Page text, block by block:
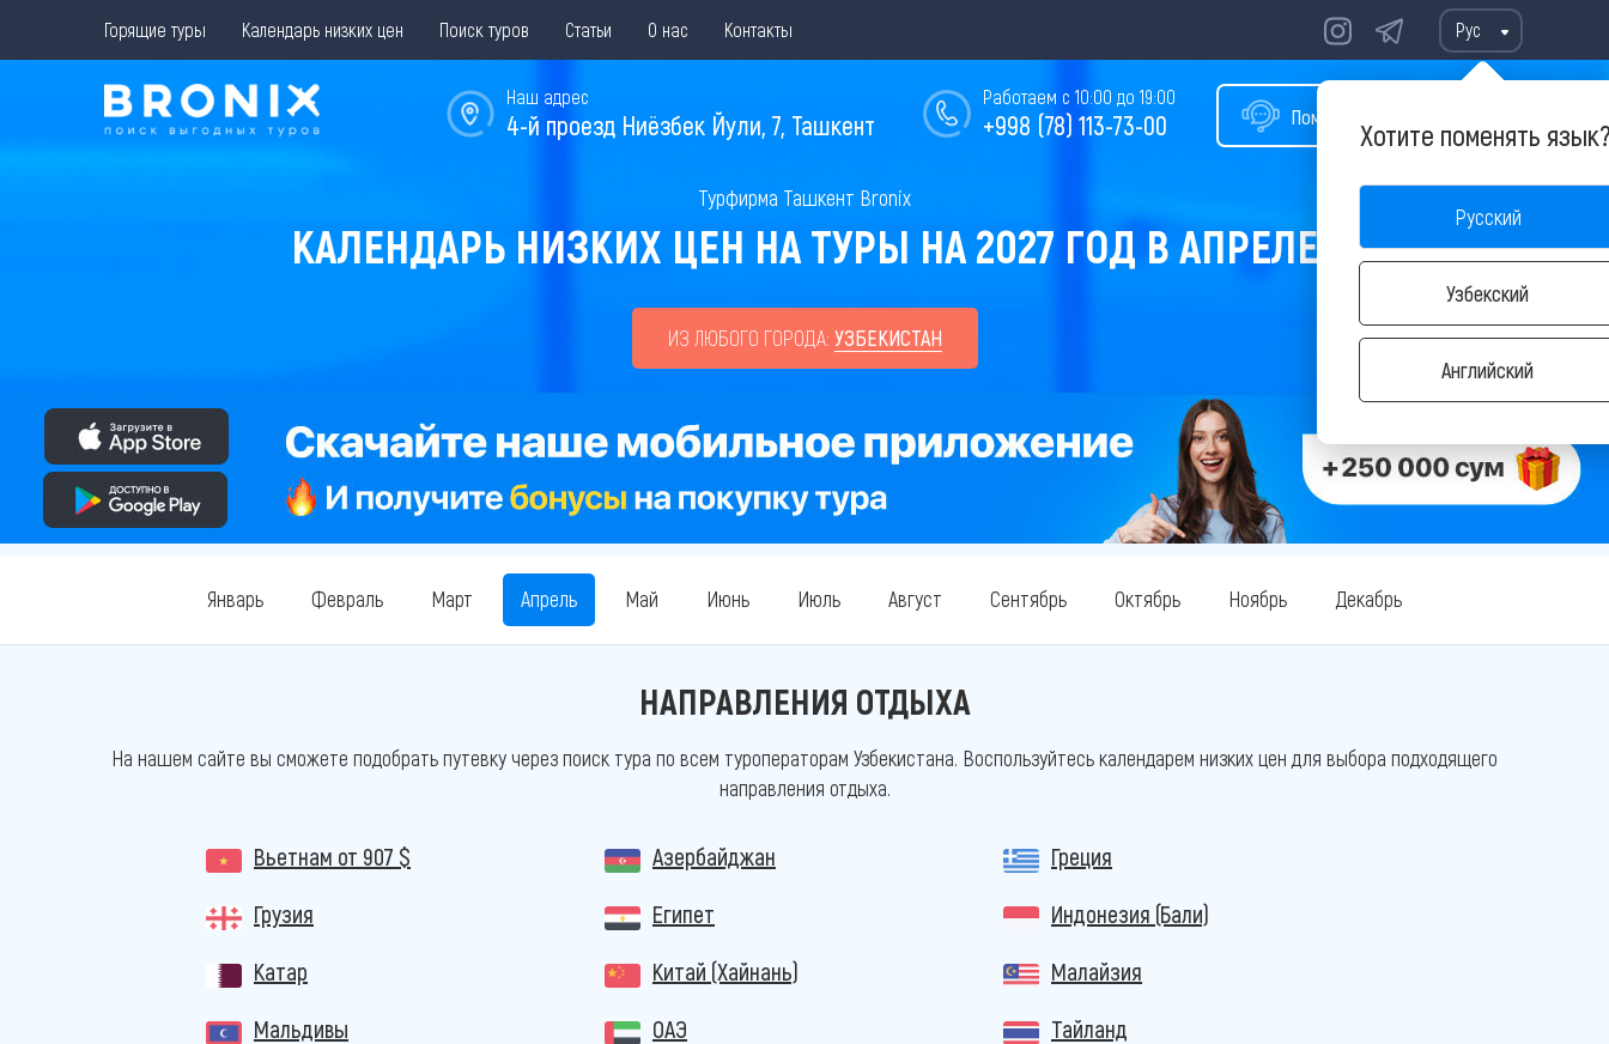
Горящие туры Календарь низких цен Поиск туров Статьи О нас Контакты Рус
Хотите поменять
Русский
Узбекский
Английский
Помощь в подборе тура
Работаем с 10:00 до 19:00
+998 (78) 113-73-00
Наш адрес
4-й проезд Ниёзбек Йули, 7, Ташкент
Турфирма Ташкент Bronix
КАЛЕНДАРЬ НИЗКИХ ЦЕН НА ТУРЫ НА 2027 ГОД В АПРЕЛЕ
ИЗ ЛЮБОГО ГОРОДА: УЗБЕКИСТАН
Январь Февраль Март Апрель Май Июнь Июль Август Сентябрь Октябрь Ноябрь Декабрь
НАПРАВЛЕНИЯ ОТДЫХА
На нашем сайте вы сможете подобрать путевку через поиск тура по всем туроператорам Узбекистана. Воспользуйтесь календарем низких цен для выбора подходящего
направления отдыха.
Вьетнам от 907 $ Азербайджан
Греция
Грузия
Египет
Индонезия (Бали)
Катар
Китай (Хайнань)
Малайзия
Мальдивы
ОАЭ
Тайланд